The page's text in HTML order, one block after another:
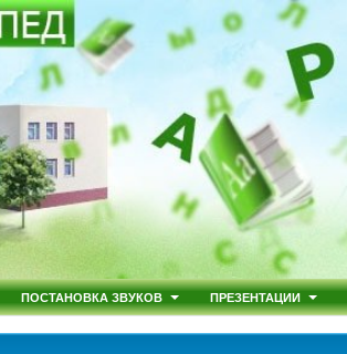
ПОСТАНОВКА ЗВУКОВ ПРЕЗЕНТАЦИИ